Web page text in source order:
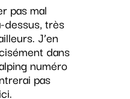
pas mal
dessus, très
J’en
dans
numéro
pas